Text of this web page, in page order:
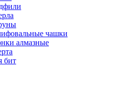
чашки
алмазные
бит